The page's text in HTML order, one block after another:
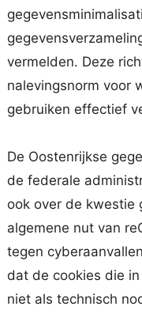
vermelden. Deze
nalevingsnorm voor
gebruiken effectief
De Oostenrijkse
de federale
ook over de kwestie
algemene nut van
tegen
dat de cookies die
niet als technisch